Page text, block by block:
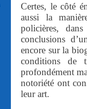
Certes, le côté
aussi la
policières,
conclusions
encore sur la
conditions de
profondément
notoriété ont
leur art.